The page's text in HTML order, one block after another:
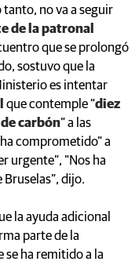
tanto, no va a seguir
de la patronal
que se prolongó
sostuvo que la
es intentar
que contemple “diez
carbón” a las
comprometido” a
urgente”, "Nos ha
dijo.
la ayuda adicional
parte de la
se ha remitido a la